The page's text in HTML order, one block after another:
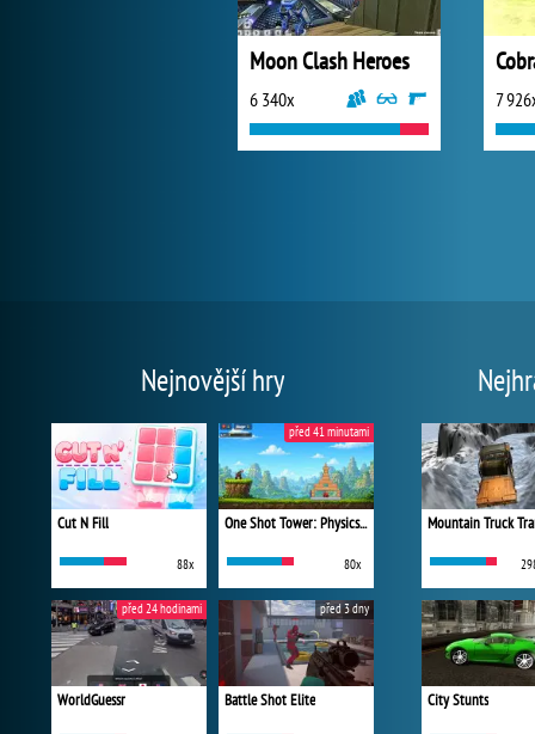
Moon Clash Heroes
6 340x 7
Nejnovější hry
Cut N Fill
88x
One Shot Tower: Physics Destroyer
80x
před 41 minutami
WorldGuessr
před 24 hodinami
Battle Shot Elite
před 3 dny
Mountain Truck
City Stunts